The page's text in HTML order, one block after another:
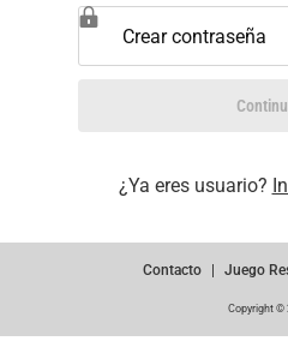
Crear contraseña
¿Ya eres usuario?
Contacto | Juego
Copyright ©